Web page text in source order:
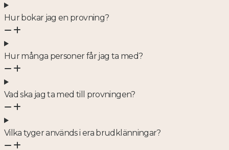
Hur bokar jag en provning?
Hur många personer får jag ta med?
Vad ska jag ta med till provningen?
Vilka tyger används i era brudklänningar?